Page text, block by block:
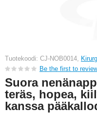
Tuotekoodi: CJ-NOB0014,
Be the first to
Suora
teräs, hopea,
kanssa